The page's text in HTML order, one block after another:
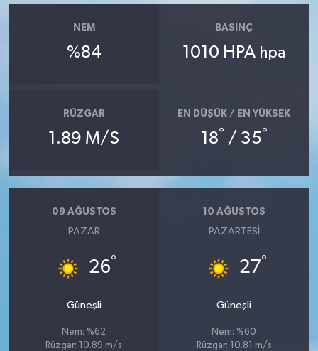
NEM
%84
BASINÇ
1010 HPA hpa
RÜZGAR
1.89 M/S
EN DÜŞÜK / EN YÜKSEK
18° / 35°
09 AĞUSTOS
PAZAR
26°
Güneşli
Nem: %62
Rüzgar: 10.89 m/s
10 AĞUSTOS
PAZARTESI
27°
Güneşli
Nem: %60
Rüzgar: 10.81 m/s